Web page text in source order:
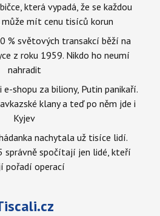
která vypadá, že se každou
mít cenu tisíců korun
% světových transakcí běží na
z roku 1959. Nikdo ho neumí
nahradit
shopu za biliony, Putin panikaří.
klany a teď po něm jde i
Kyjev
nachytala už tisíce lidí.
správně spočítají jen lidé, kteří
pořadí operací